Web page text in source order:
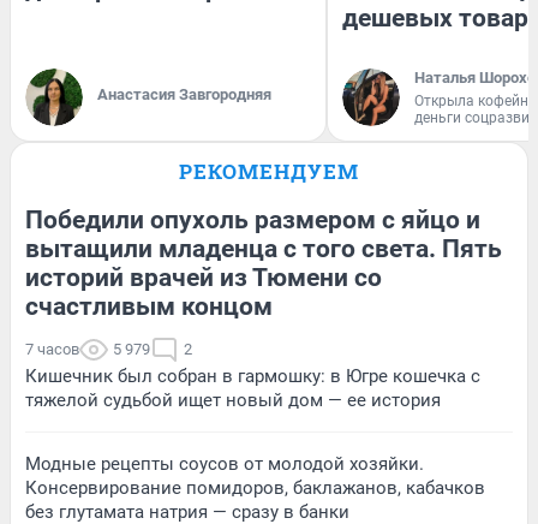
Анастасия Завгородняя
дешевых
Наталья
Открыла
деньги
РЕКОМЕНДУЕМ
Победили опухоль размером с яйцо и
вытащили младенца с того света. Пять
историй врачей из Тюмени со
счастливым концом
7 часов 5 979 2
Кишечник был собран в гармошку: в Югре кошечка с
тяжелой судьбой ищет новый дом — ее история
Модные рецепты соусов от молодой хозяйки.
Консервирование помидоров, баклажанов, кабачков
без глутамата натрия — сразу в банки